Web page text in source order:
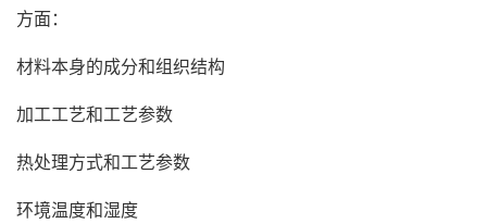
方面：
材料本身的成分和组织结构
加工工艺和工艺参数
热处理方式和工艺参数
环境温度和湿度